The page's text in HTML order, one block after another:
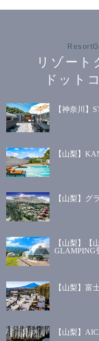
リゾート
ドット
【神奈川】
【山梨】
【山梨】グ
【山梨】【
GLAMPING
【山梨】富
【山梨】